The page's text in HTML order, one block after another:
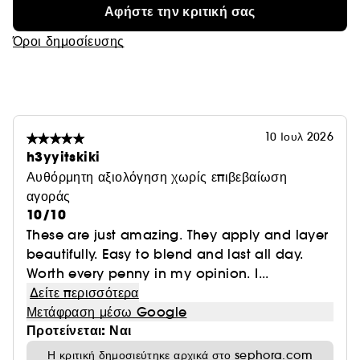
Αφήστε την κριτική σας
Όροι δημοσίευσης
10 Ιουλ 2026
h3yyitskiki
Αυθόρμητη αξιολόγηση χωρίς επιβεβαίωση
αγοράς
10/10
These are just amazing. They apply and layer
beautifully. Easy to blend and last all day.
Worth every penny in my opinion. I...
Δείτε περισσότερα
Μετάφραση μέσω Google
Προτείνεται: Ναι
Η κριτική δημοσιεύτηκε αρχικά στο sephora.com